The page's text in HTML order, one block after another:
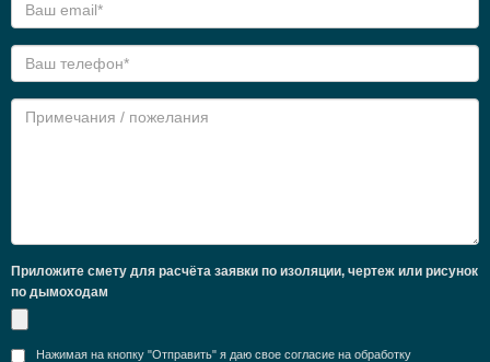
Приложите смету для расчёта заявки по изоляции, чертеж или рисунок
по дымоходам
Нажимая на кнопку "Отправить" я даю свое согласие на обработку